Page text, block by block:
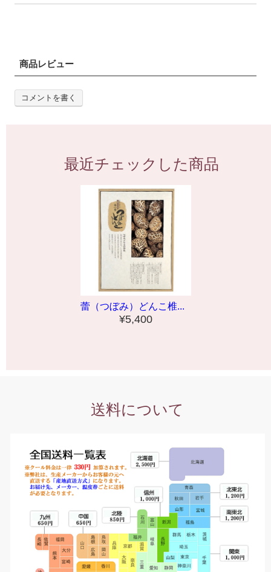
商品レビュー
コメントを書く
最近チェックした商品
蕾（つぼみ）どんこ椎...
¥5,400
送料について